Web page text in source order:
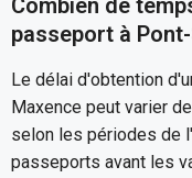
Combien de
passeport à
Le délai d'obtention
Maxence peut varier
selon les périodes de
passeports avant les